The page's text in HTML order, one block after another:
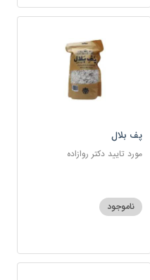
پف بلال
مورد تایید دکتر روازاده
ناموجود